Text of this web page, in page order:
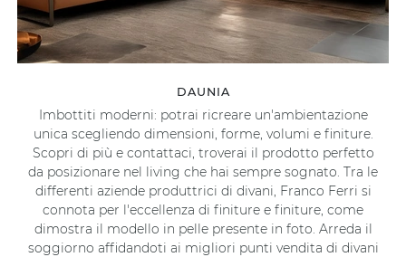
DAUNIA
Imbottiti moderni: potrai ricreare un'ambientazione
unica scegliendo dimensioni, forme, volumi e finiture.
Scopri di più e contattaci, troverai il prodotto perfetto
da posizionare nel living che hai sempre sognato. Tra le
differenti aziende produttrici di divani, Franco Ferri si
connota per l'eccellenza di finiture e finiture, come
dimostra il modello in pelle presente in foto. Arreda il
soggiorno affidandoti ai migliori punti vendita di divani